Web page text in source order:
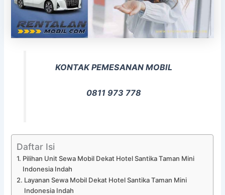
KONTAK PEMESANAN MOBIL
0811 973 778
Daftar Isi
Pilihan Unit Sewa Mobil Dekat Hotel Santika Taman Mini
Indonesia Indah
Layanan Sewa Mobil Dekat Hotel Santika Taman Mini
Indonesia Indah